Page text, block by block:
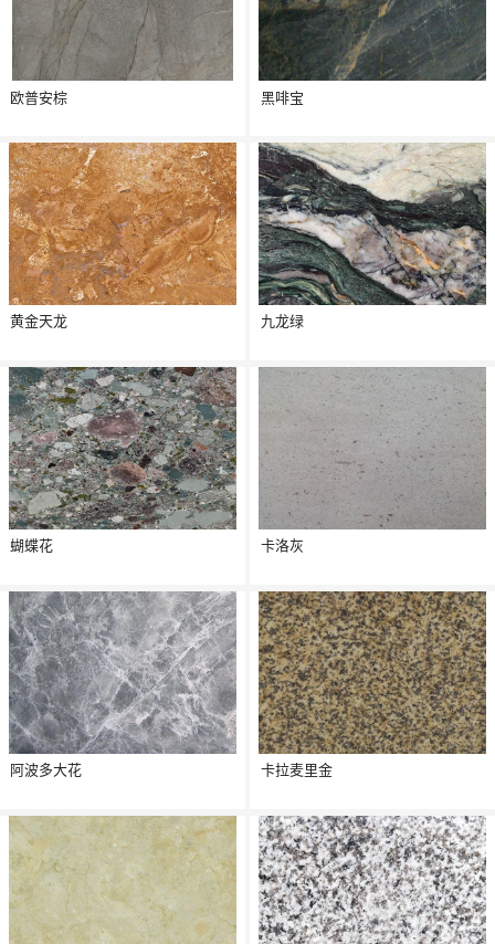
欧普安棕 黑啡宝
黄金天龙 九龙绿
蝴蝶花 卡洛灰
阿波多大花 卡拉麦里金